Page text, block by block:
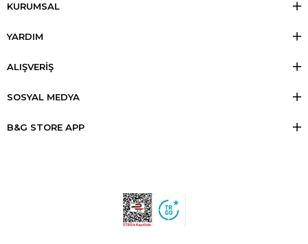
KURUMSAL
YARDIM
ALIŞVERİŞ
SOSYAL MEDYA
B&G STORE APP